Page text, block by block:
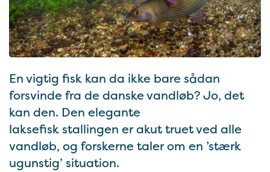
En vigtig fisk kan da ikke bare sådan
forsvinde fra de danske vandløb? Jo, det
kan den. Den elegante
laksefisk stallingen er akut truet ved alle
vandløb, og forskerne taler om en ’stærk
ugunstig’ situation.